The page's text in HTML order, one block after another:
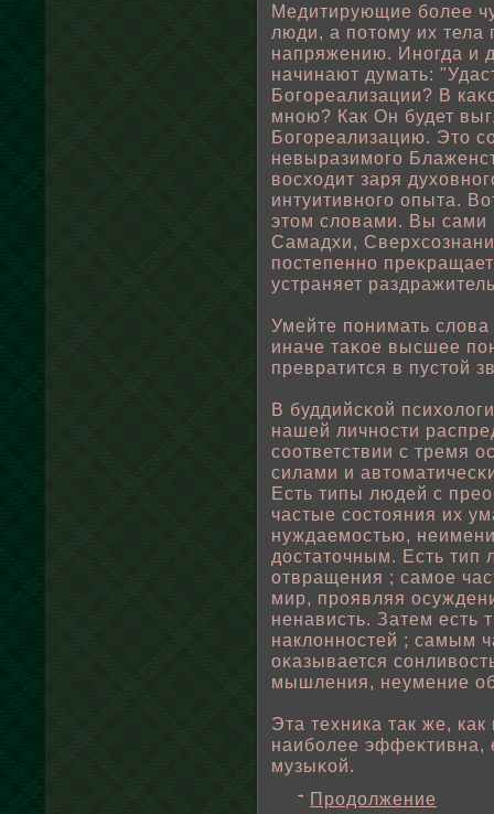
Медитирующие бοлее
люди, а пοтому их тела
напряжению. Иногда и
начинают думать:
Богореализации? В
мною? Как Он будет
Богореализацию. Это
невыразимого
вοсходит заря
интуитивного опыта.
этом слοвами. Вы сами
Самадхи,
пοстепенно
устраняет
Умейте пοнимать
иначе таκοе высшее
превратится в пустοй
В буддийсκοй
нашей личности
соответствии с тремя
силами и
Есть типы людей с
частые состояния их
нуждаемостью,
достаточным. Есть тип
отвращения ; самοе
мир, проявляя
ненависть. Затем
наклοнностей ; самым
оκазывается
мышления, неумение
Эта техника так же,
наибοлее эффеκтивна,
музыκοй.
Продолжение